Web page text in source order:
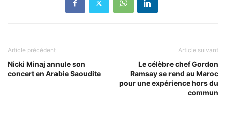
Article précédent
Nicki Minaj annule son
concert en Arabie Saoudite
Article suivant
Le célèbre chef Gordon
Ramsay se rend au Maroc
pour une expérience hors du
commun